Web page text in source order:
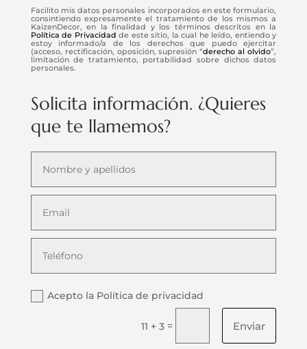
Facilito mis datos personales incorporados en este formulario,
consintiendo expresamente el tratamiento de los mismos a
KaizenDecor, en la finalidad y los términos descritos en la
Política de Privacidad de este sitio, la cual he leído, entiendo y
estoy informado/a de los derechos que puedo ejercitar
(acceso, rectificación, oposición, supresión “derecho al olvido”,
limitación de tratamiento, portabilidad sobre dichos datos
personales.
Solicita información. ¿Quieres
que te llamemos?
Acepto la Política de privacidad
11 + 3 = Enviar